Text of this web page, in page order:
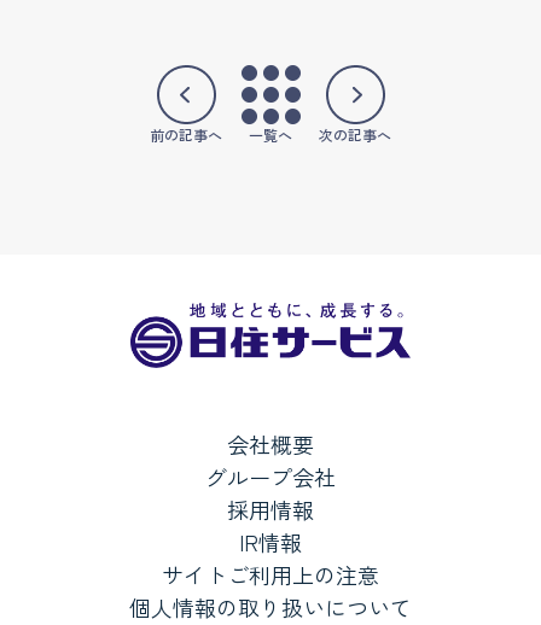
前の記事へ 一覧へ 次の記事へ
会社概要
グループ会社
採用情報
IR情報
サイトご利用上の注意
個人情報の取り扱いについて